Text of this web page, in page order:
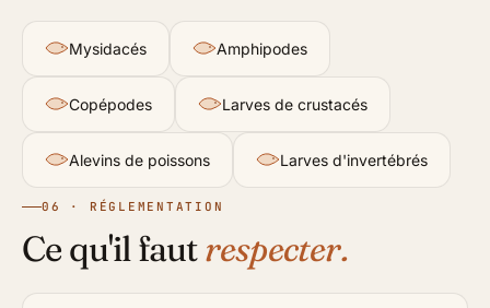
Mysidacés Amphipodes
Copépodes Larves de crustacés
Alevins de poissons Larves d'invertébrés
06 · RÉGLEMENTATION
Ce qu'il fautrespecter.